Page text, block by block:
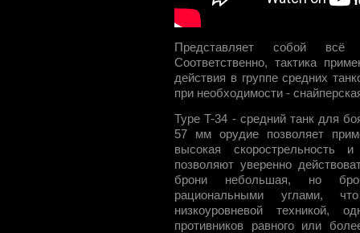
Представляет собой
Соответственно, тактика
действия в группе средних
при необходимости -
Type T-34 - средний танк для
57 мм орудие позволяет
высокая скорострельность
позволяют уверенно
брони небольшая, но
рациональными углами,
низкоуровневой
противников равного или